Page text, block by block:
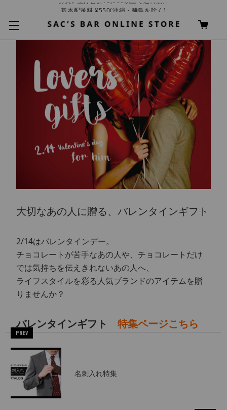
基本配送料 ¥550(沖縄・離島を除く)
大切なあの人に贈る、バレンタインギフト
2/14はバレンタインデー。
チョコレートが苦手なあの人や、チョコレートだけ
では気持ちを伝えきれないあの人へ、
ライフスタイルを彩る人気ブランドのアイテムを贈
りませんか？
バレンタインギフト特集ページこちら
PREV
名刺入れ特集